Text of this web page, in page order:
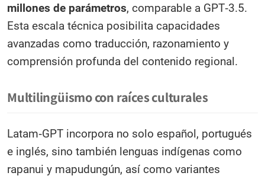
millones de parámetros, comparable a GPT‑3.5.
Esta escala técnica posibilita capacidades
avanzadas como traducción, razonamiento y
comprensión profunda del contenido regional.
Multilingüismo con raíces culturales
Latam‑GPT incorpora no solo español, portugués
e inglés, sino también lenguas indígenas como
rapanui y mapudungún, así como variantes